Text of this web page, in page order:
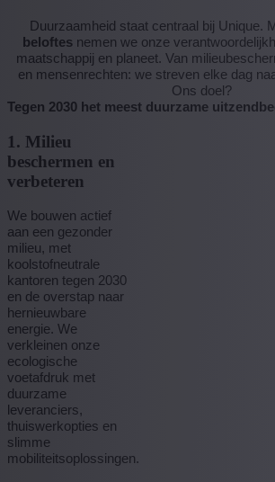
Duurzaamheid staat centraal bij Unique.
beloftes nemen we onze
maatschappij en planeet. Van
en mensenrechten: we streven elke dag
Ons doel?
Tegen 2030 het meest duurzame
1. Milieu
beschermen en
verbeteren
We bouwen actief
aan een gezonder
milieu, met
koolstofneutrale
kantoren tegen 2030
en de overstap naar
hernieuwbare
energie. We
verkleinen onze
ecologische
voetafdruk met
duurzame
leveranciers,
thuiswerkopties en
slimme
mobiliteitsoplossingen.